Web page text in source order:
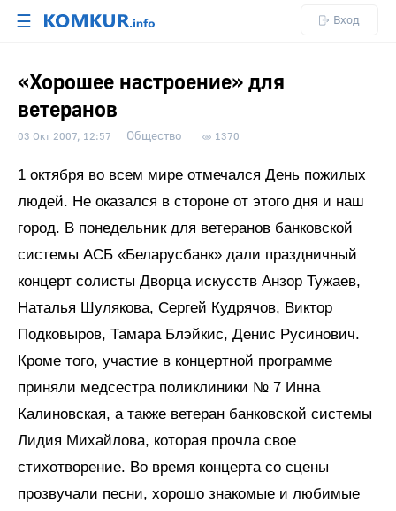
☰ Вход
«Хорошее настроение» для
ветеранов
03 Окт 2007, 12:57 Общество 1370
1 октября во всем мире отмечался День пожилых
людей. Не оказался в стороне от этого дня и наш
город. В понедельник для ветеранов банковской
системы АСБ «Беларусбанк» дали праздничный
концерт солисты Дворца искусств Анзор Тужаев,
Наталья Шулякова, Сергей Кудрячов, Виктор
Подковыров, Тамара Блэйкис, Денис Русинович.
Кроме того, участие в концертной программе
приняли медсестра поликлиники № 7 Инна
Калиновская, а также ветеран банковской системы
Лидия Михайлова, которая прочла свое
стихотворение. Во время концерта со сцены
прозвучали песни, хорошо знакомые и любимые